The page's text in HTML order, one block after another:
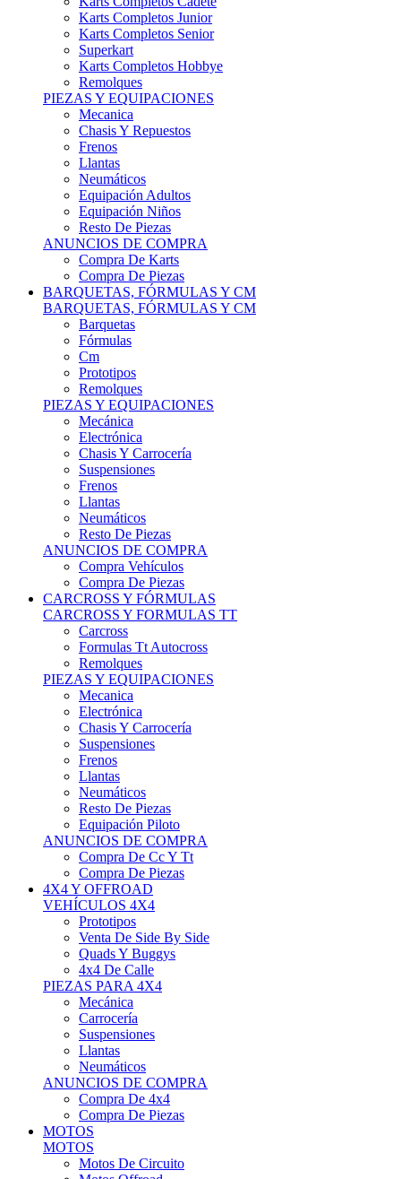
Karts Completos Junior
Karts Completos Senior
Superkart
Karts Completos Hobbye
Remolques
PIEZAS Y EQUIPACIONES
Mecanica
Chasis Y Repuestos
Frenos
Llantas
Neumáticos
Equipación Adultos
Equipación Niños
Resto De Piezas
ANUNCIOS DE COMPRA
Compra De Karts
Compra De Piezas
BARQUETAS, FÓRMULAS Y CM
BARQUETAS, FÓRMULAS Y CM
Barquetas
Fórmulas
Cm
Prototipos
Remolques
PIEZAS Y EQUIPACIONES
Mecánica
Electrónica
Chasis Y Carrocería
Suspensiones
Frenos
Llantas
Neumáticos
Resto De Piezas
ANUNCIOS DE COMPRA
Compra Vehículos
Compra De Piezas
CARCROSS Y FÓRMULAS
CARCROSS Y FORMULAS TT
Carcross
Formulas Tt Autocross
Remolques
PIEZAS Y EQUIPACIONES
Mecanica
Electrónica
Chasis Y Carrocería
Suspensiones
Frenos
Llantas
Neumáticos
Resto De Piezas
Equipación Piloto
ANUNCIOS DE COMPRA
Compra De Cc Y Tt
Compra De Piezas
4X4 Y OFFROAD
VEHÍCULOS 4X4
Prototipos
Venta De Side By Side
Quads Y Buggys
4x4 De Calle
PIEZAS PARA 4X4
Mecánica
Carrocería
Suspensiones
Llantas
Neumáticos
ANUNCIOS DE COMPRA
Compra De 4x4
Compra De Piezas
MOTOS
MOTOS
Motos De Circuito